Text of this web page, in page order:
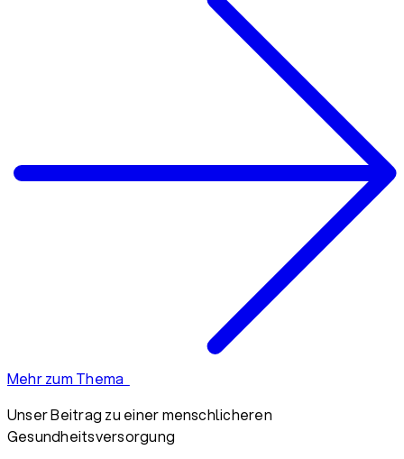
Mehr zum Thema
Unser Beitrag zu einer menschlicheren
Gesundheitsversorgung